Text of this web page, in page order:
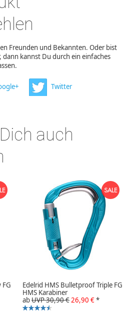
Freunden und Bekannten. Oder bist
dann kannst Du durch ein einfaches
Twitter
auch
Edelrid HMS Bulletproof Triple FG
HMS Karabiner
abUVP 30,90 € 26,90 €*